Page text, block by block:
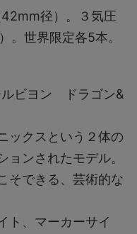
径）。３気圧
。世界限定各5本。
ビヨン ドラゴン&
ックスという２体の
ンされたモデル。
そできる、芸術的な
ト、マーカーサイ